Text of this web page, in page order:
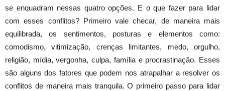
se enquadram nessas quatro opções. E o que fazer para lidar
com esses conflitos? Primeiro vale checar, de maneira mais
equilibrada, os sentimentos, posturas e elementos como:
comodismo, vitimização, crenças limitantes, medo, orgulho,
religião, mídia, vergonha, culpa, família e procrastinação. Esses
são alguns dos fatores que podem nos atrapalhar a resolver os
conflitos de maneira mais tranquila. O primeiro passo para lidar